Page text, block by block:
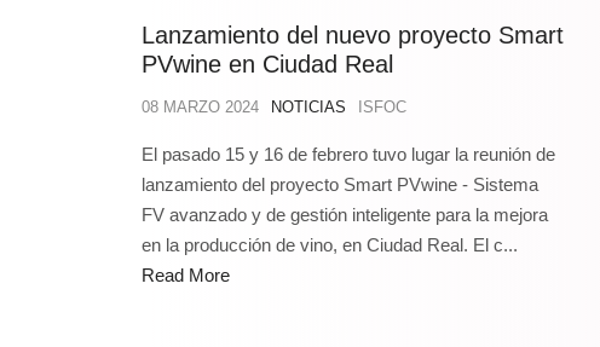
Lanzamiento del nuevo proyecto Smart
PVwine en Ciudad Real
08 MARZO 2024 NOTICIAS ISFOC
El pasado 15 y 16 de febrero tuvo lugar la reunión de
lanzamiento del proyecto Smart PVwine - Sistema
FV avanzado y de gestión inteligente para la mejora
en la producción de vino, en Ciudad Real. El c...
Read More